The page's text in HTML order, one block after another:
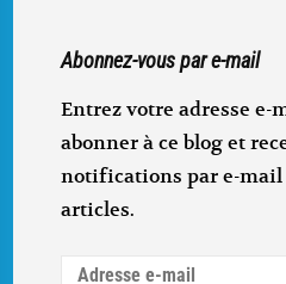
Abonnez-vous par e-mail
Entrez votre adresse e-
abonner à ce blog et
notifications par e-mail
articles.
Adresse